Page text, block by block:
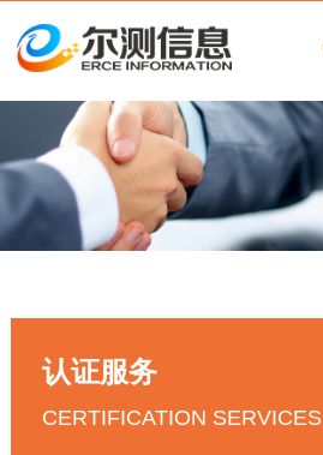
认证服务
CERTIFICATION SERVICES